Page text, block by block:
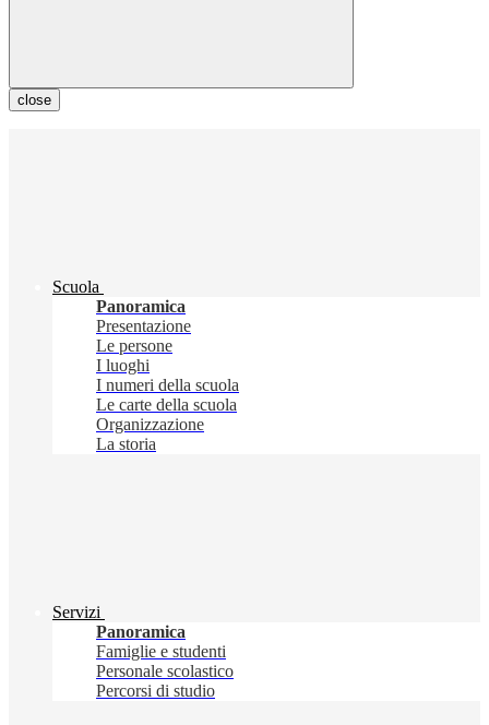
close
Scuola
Panoramica
Presentazione
Le persone
I luoghi
I numeri della scuola
Le carte della scuola
Organizzazione
La storia
Servizi
Panoramica
Famiglie e studenti
Personale scolastico
Percorsi di studio